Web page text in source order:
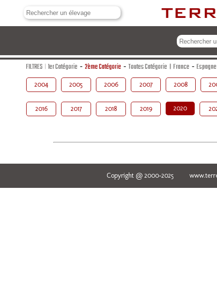
FILTRES 1er Catégorie - 2ème Catégorie - Toutes Catégorie France - Espagne
2004 2005 2006 2007 2008
2016 2017 2018 2019 2020
Copyright @ 2000-2025